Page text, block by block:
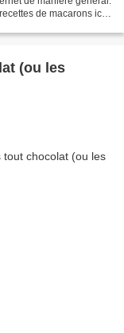
de macarons ici
(ou les